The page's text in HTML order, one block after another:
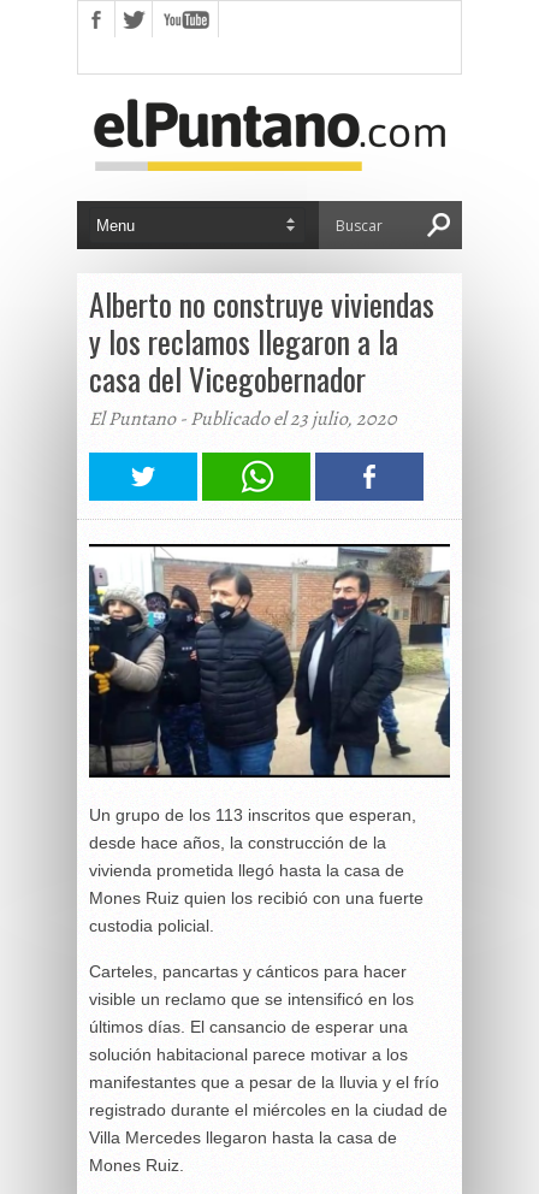
Alberto no construye viviendas
y los reclamos llegaron a la
casa del Vicegobernador
El Puntano - Publicado el 23 julio, 2020
Un grupo de los 113 inscritos que esperan,
desde hace años, la construcción de la
vivienda prometida llegó hasta la casa de
Mones Ruiz quien los recibió con una fuerte
custodia policial.
Carteles, pancartas y cánticos para hacer
visible un reclamo que se intensificó en los
últimos días. El cansancio de esperar una
solución habitacional parece motivar a los
manifestantes que a pesar de la lluvia y el frío
registrado durante el miércoles en la ciudad de
Villa Mercedes llegaron hasta la casa de
Mones Ruiz.